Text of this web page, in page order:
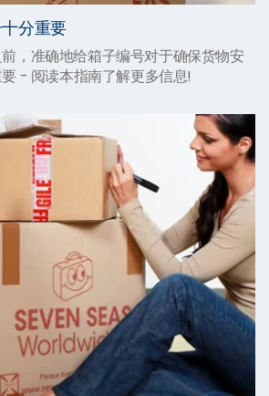
分重要
，准确地给箱子编号对于确保货物安
- 阅读本指南了解更多信息!